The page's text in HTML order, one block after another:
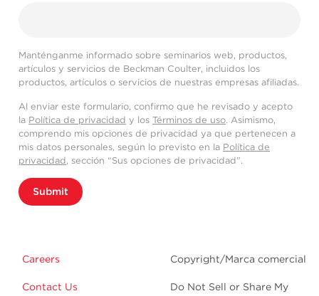
Manténganme informado sobre seminarios web, productos,
artículos y servicios de Beckman Coulter, incluidos los
productos, artículos o servicios de nuestras empresas afiliadas.
Al enviar este formulario, confirmo que he revisado y acepto
la Política de privacidad y los Términos de uso. Asimismo,
comprendo mis opciones de privacidad ya que pertenecen a
mis datos personales, según lo previsto en la Política de
privacidad, sección “Sus opciones de privacidad”.
Submit
Careers
Contact Us
Copyright/Marca comercial
Do Not Sell or Share My